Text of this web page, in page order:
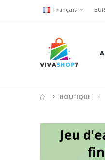
Français EUR
BOUTIQUE